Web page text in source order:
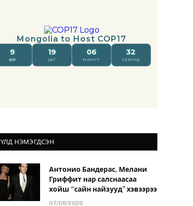
НЭМЭГДСЭН
Антонио Бандерас, Мелани
Гриффит нар салснаасаа
хойш “сайн найзууд” хэвээрээ
07/08/2026